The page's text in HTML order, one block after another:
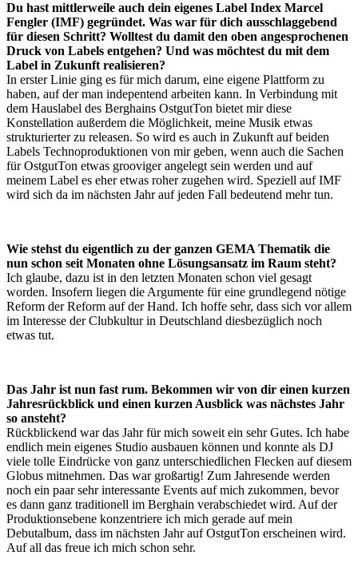
Du hast mittlerweile auch dein eigenes Label Index Marcel
Fengler (IMF) gegründet. Was war für dich ausschlaggebend
für diesen Schritt? Wolltest du damit den oben angesprochenen
Druck von Labels entgehen? Und was möchtest du mit dem
Label in Zukunft realisieren?
In erster Linie ging es für mich darum, eine eigene Plattform zu
haben, auf der man indepentend arbeiten kann. In Verbindung mit
dem Hauslabel des Berghains OstgutTon bietet mir diese
Konstellation außerdem die Möglichkeit, meine Musik etwas
strukturierter zu releasen. So wird es auch in Zukunft auf beiden
Labels Technoproduktionen von mir geben, wenn auch die Sachen
für OstgutTon etwas grooviger angelegt sein werden und auf
meinem Label es eher etwas roher zugehen wird. Speziell auf IMF
wird sich da im nächsten Jahr auf jeden Fall bedeutend mehr tun.
Wie stehst du eigentlich zu der ganzen GEMA Thematik die
nun schon seit Monaten ohne Lösungsansatz im Raum steht?
Ich glaube, dazu ist in den letzten Monaten schon viel gesagt
worden. Insofern liegen die Argumente für eine grundlegend nötige
Reform der Reform auf der Hand. Ich hoffe sehr, dass sich vor allem
im Interesse der Clubkultur in Deutschland diesbezüglich noch
etwas tut.
Das Jahr ist nun fast rum. Bekommen wir von dir einen kurzen
Jahresrückblick und einen kurzen Ausblick was nächstes Jahr
so ansteht?
Rückblickend war das Jahr für mich soweit ein sehr Gutes. Ich habe
endlich mein eigenes Studio ausbauen können und konnte als DJ
viele tolle Eindrücke von ganz unterschiedlichen Flecken auf diesem
Globus mitnehmen. Das war großartig! Zum Jahresende werden
noch ein paar sehr interessante Events auf mich zukommen, bevor
es dann ganz traditionell im Berghain verabschiedet wird. Auf der
Produktionsebene konzentriere ich mich gerade auf mein
Debutalbum, dass im nächsten Jahr auf OstgutTon erscheinen wird.
Auf all das freue ich mich schon sehr.